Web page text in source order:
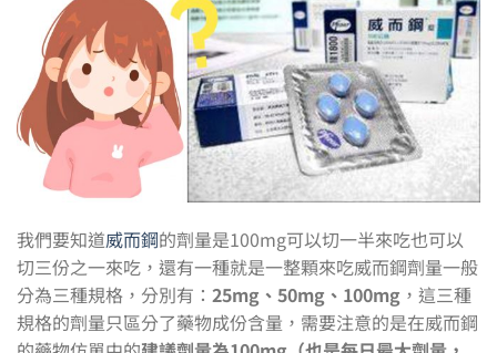
我們要知道威而鋼的劑量是100mg可以切一半來吃也可以
切三份之一來吃，還有一種就是一整顆來吃威而鋼劑量一般
分為三種規格，分別有： 25mg、50mg、100mg ，這三種
規格的劑量只區分了藥物成份含量，需要注意的是在威而鋼